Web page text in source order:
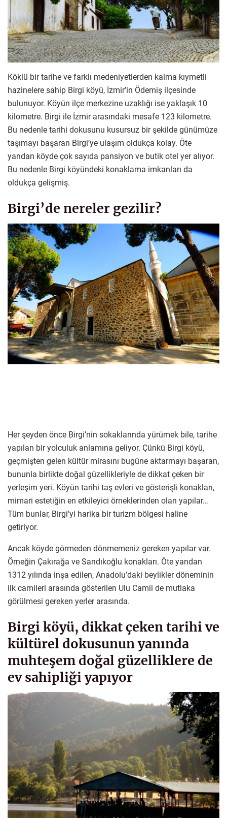
Köklü bir tarihe ve farklı medeniyetlerden kalma kıymetli
hazinelere sahip Birgi köyü, İzmir’in Ödemiş ilçesinde
bulunuyor. Köyün ilçe merkezine uzaklığı ise yaklaşık 10
kilometre. Birgi ile İzmir arasındaki mesafe 123 kilometre.
Bu nedenle tarihi dokusunu kusursuz bir şekilde günümüze
taşımayı başaran Birgi’ye ulaşım oldukça kolay. Öte
yandan köyde çok sayıda pansiyon ve butik otel yer alıyor.
Bu nedenle Birgi köyündeki konaklama imkanları da
oldukça gelişmiş.
Birgi’de nereler gezilir?
Her şeyden önce Birgi’nin sokaklarında yürümek bile, tarihe
yapılan bir yolculuk anlamına geliyor. Çünkü Birgi köyü,
geçmişten gelen kültür mirasını bugüne aktarmayı başaran,
bununla birlikte doğal güzellikleriyle de dikkat çeken bir
yerleşim yeri. Köyün tarihi taş evleri ve gösterişli konakları,
mimari estetiğin en etkileyici örneklerinden olan yapılar…
Tüm bunlar, Birgi’yi harika bir turizm bölgesi haline
getiriyor.
Ancak köyde görmeden dönmemeniz gereken yapılar var.
Örneğin Çakırağa ve Sandıkoğlu konakları. Öte yandan
1312 yılında inşa edilen, Anadolu’daki beylikler döneminin
ilk camileri arasında gösterilen Ulu Camii de mutlaka
görülmesi gereken yerler arasında.
Birgi köyü, dikkat çeken tarihi ve
kültürel dokusunun yanında
muhteşem doğal güzelliklere de
ev sahipliği yapıyor